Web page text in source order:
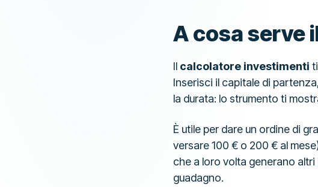
A cosa serve
Il calcolatore investimenti
Inserisci il capitale di
la durata: lo strumento ti
È utile per dare un ordine di
versare 100 € o 200 € al
che a loro volta generano
guadagno.